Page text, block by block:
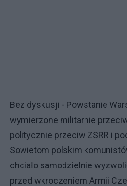
Bez dyskusji - Powstanie
wymierzone militarnie
politycznie przeciw ZSRR i
Sowietom polskim
chciało samodzielnie
przed wkroczeniem Armii